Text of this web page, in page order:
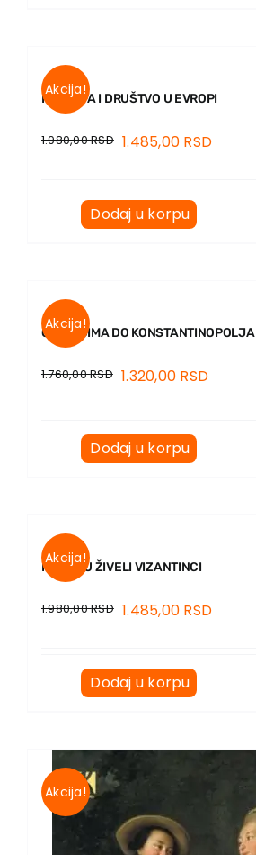
Akcija!
RELIGIJA I DRUŠTVO U EVROPI
1.980,00RSD 1.485,00 RSD
Dodaj u korpu
Akcija!
OD BUDIMA DO KONSTANTINOPOLJA
1.760,00RSD 1.320,00 RSD
Dodaj u korpu
Akcija!
KAKO SU ŽIVELI VIZANTINCI
1.980,00RSD 1.485,00 RSD
Dodaj u korpu
Akcija!